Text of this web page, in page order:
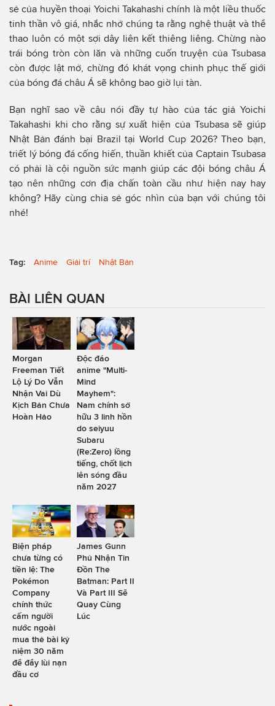
sẻ của huyền thoại Yoichi Takahashi chính là một liều thuốc
tinh thần vô giá, nhắc nhở chúng ta rằng nghệ thuật và thể
thao luôn có một sợi dây liên kết thiêng liêng. Chừng nào
trái bóng tròn còn lăn và những cuốn truyện của Tsubasa
còn được lật mở, chừng đó khát vọng chinh phục thế giới
của bóng đá châu Á sẽ không bao giờ lụi tàn.
Bạn nghĩ sao về câu nói đầy tự hào của tác giả Yoichi
Takahashi khi cho rằng sự xuất hiện của Tsubasa sẽ giúp
Nhật Bản đánh bại Brazil tại World Cup 2026? Theo bạn,
triết lý bóng đá cống hiến, thuần khiết của Captain Tsubasa
có phải là cội nguồn sức mạnh giúp các đội bóng châu Á
tạo nên những cơn địa chấn toàn cầu như hiện nay hay
không? Hãy cùng chia sẻ góc nhìn của bạn với chúng tôi
nhé!
Tag: Anime Giải trí Nhật Bản
BÀI LIÊN QUAN
Morgan
Freeman Tiết
Lộ Lý Do Vẫn
Nhận Vai Dù
Kịch Bản Chưa
Hoàn Hảo
Độc đáo
anime "Multi-
Mind
Mayhem":
Nam chính sở
hữu 3 linh hồn
do seiyuu
Subaru
(Re:Zero) lồng
tiếng, chốt lịch
lên sóng đầu
năm 2027
Biện pháp
chưa từng có
tiền lệ: The
Pokémon
Company
chính thức
cấm người
nước ngoài
mua thẻ bài kỷ
niệm 30 năm
để đẩy lùi nạn
đầu cơ
James Gunn
Phủ Nhận Tin
Đồn The
Batman: Part II
Và Part III Sẽ
Quay Cùng
Lúc